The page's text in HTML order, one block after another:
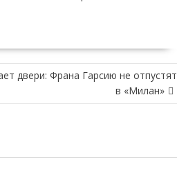
двери: Франа Гарсию не отпустят
в «Милан»